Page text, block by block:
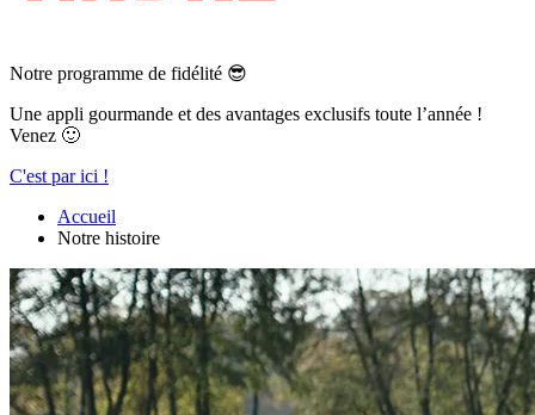
Notre programme de fidélité 😎
Une appli gourmande et des avantages exclusifs toute l’année !
Venez 🙂
C'est par ici !
Accueil
Notre histoire